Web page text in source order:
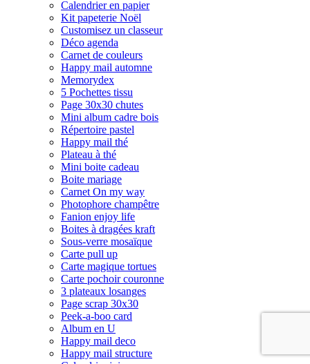
Calendrier en papier
Kit papeterie Noël
Customisez un classeur
Déco agenda
Carnet de couleurs
Happy mail automne
Memorydex
5 Pochettes tissu
Page 30x30 chutes
Mini album cadre bois
Répertoire pastel
Happy mail thé
Plateau à thé
Mini boite cadeau
Boite mariage
Carnet On my way
Photophore champêtre
Fanion enjoy life
Boites à dragées kraft
Sous-verre mosaïque
Carte pull up
Carte magique tortues
Carte pochoir couronne
3 plateaux losanges
Page scrap 30x30
Peek-a-boo card
Album en U
Happy mail deco
Happy mail structure